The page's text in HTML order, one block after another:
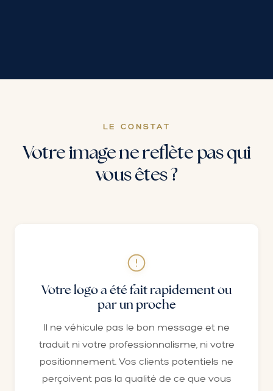
LE CONSTAT
Votre image ne reflète pas qui
vous êtes ?
Votre logo a été fait rapidement ou
par un proche
Il ne véhicule pas le bon message et ne
traduit ni votre professionnalisme, ni votre
positionnement. Vos clients potentiels ne
perçoivent pas la qualité de ce que vous